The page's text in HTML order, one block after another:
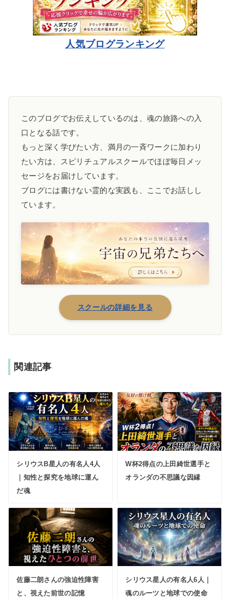
人気ブログランキング
このブログでお伝えしているのは、魂の旅路への入
口となる話です。
もっと深く学びたい方、満月の一斉ワークに加わり
たい方は、スピリチュアルスクールでほぼ毎日メッ
セージをお届けしています。
ブログには書けない霊的な実践も、ここでお話しし
ています。
スクールの詳細を見る
関連記事
シリウスB星人の有名人4人
｜知性と探究を地球に運ん
だ魂
W杯2得点の上田綺世選手と
オランダの不思議な因縁
佐藤二朗さんの強迫性障害
と、視えた前世の記憶
シリウス星人の有名人6人｜
魂のルーツと地球での使命